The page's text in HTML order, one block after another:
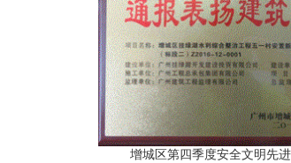
增城区第四季度安全文明先